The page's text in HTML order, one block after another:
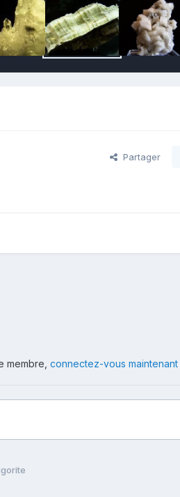
Partager
membre, connectez-vous maintenant